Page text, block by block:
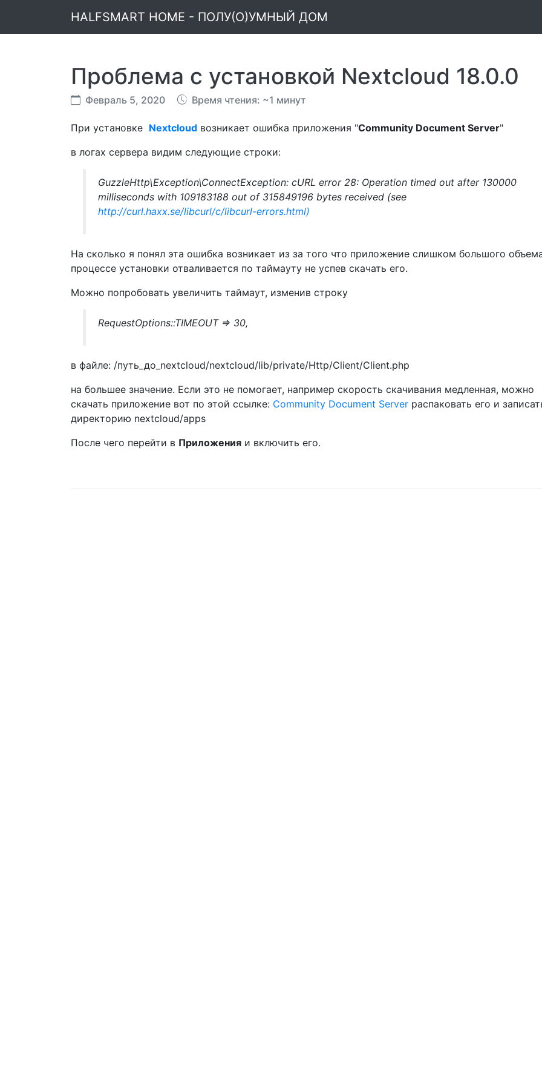
HALFSMART HOME - ПОЛУ(О)УМНЫЙ ДОМ
Проблема с установкой Nextcloud 18.0.0
Февраль 5, 2020 Время чтения: ~1 минут
При установке Nextcloud возникает ошибка приложения "Community Document Server"
в логах сервера видим следующие строки:
GuzzleHttp\Exception\ConnectException: cURL error 28: Operation timed out after 130000
milliseconds with 109183188 out of 315849196 bytes received (see
http://curl.haxx.se/libcurl/c/libcurl-errors.html)
На сколько я понял эта ошибка возникает из за того что приложение слишком большого
процессе установки отваливается по таймауту не успев скачать его.
Можно попробовать увеличить таймаут, изменив строку
RequestOptions::TIMEOUT => 30,
в файле: /путь_до_nextcloud/nextcloud/lib/private/Http/Client/Client.php
на большее значение. Если это не помогает, например скорость скачивания медленная, можно
скачать приложение вот по этой ссылке: Community Document Server распаковать его и
директорию nextcloud/apps
После чего перейти в Приложения и включить его.